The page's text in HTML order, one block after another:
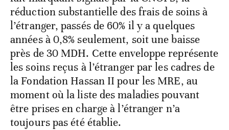
réduction substantielle des frais de soins à
l’étranger, passés de 60% il y a quelques
années à 0,8% seulement, soit une baisse
près de 30 MDH. Cette enveloppe représente
les soins reçus à l’étranger par les cadres de
la Fondation Hassan II pour les MRE, au
moment où la liste des maladies pouvant
être prises en charge à l’étranger n’a
toujours pas été établie.